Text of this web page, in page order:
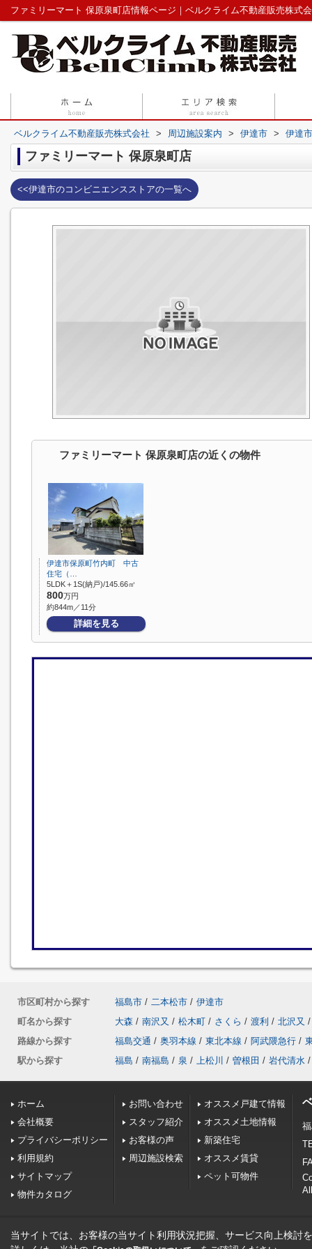
ファミリーマート 保原泉町店情報ページ｜ベルクライム不動産販売株式
ベルクライム不動産販売株式会社 > 周辺施設案内 > 伊達市 > 伊達
ファミリーマート 保原泉町店
<<伊達市のコンビニエンスストアの一覧へ
ファミリーマート 保原泉町店の近くの物件
伊達市保原町竹内町 中古
住宅（…
5LDK＋1S(納戸)/145.66㎡
800万円
約844m／11分
詳細を見る
市区町村から探す 福島市 / 二本松市 / 伊達市
町名から探す
大森 / 南沢又 / 松木町 / さくら / 渡利 / 北沢又 /
路線から探す
福島交通 / 奥羽本線 / 東北本線 / 阿武隈急行 /
駅から探す
福島 / 南福島 / 泉 / 上松川 / 曽根田 / 岩代清水 /
ホーム
会社概要
プライバシーポリシー
利用規約
サイトマップ
物件カタログ
お問い合わせ
スタッフ紹介
お客様の声
周辺施設検索
オススメ戸建て情報
オススメ土地情報
新築住宅
オススメ賃貸
ペット可物件
当サイトでは、お客様の当サイト利用状況把握、サービス向上検討